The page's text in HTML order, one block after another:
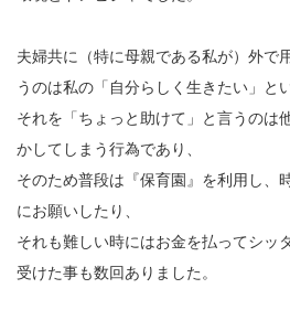
夫婦共に（特に母親である私が）外で
うのは私の「自分らしく生きたい」と
それを「ちょっと助けて」と言うのは
かしてしまう行為であり、
そのため普段は『保育園』を利用し、
にお願いしたり、
それも難しい時にはお金を払ってシッ
受けた事も数回ありました。